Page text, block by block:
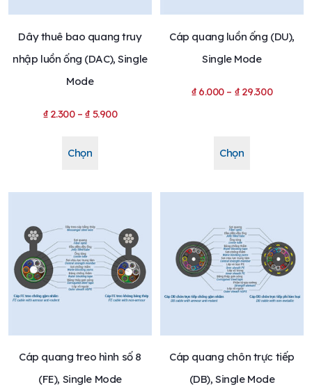
Dây thuê bao quang truy
nhập luồn ống (DAC), Single
Mode
₫2.300 – ₫5.900
Chọn
Cáp quang luồn ống (DU),
Single Mode
₫6.000 – ₫29.300
Chọn
Cáp quang treo hình số 8
(FE), Single Mode
Cáp quang chôn trực tiếp
(DB), Single Mode